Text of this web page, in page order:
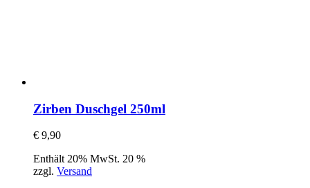
Zirben Duschgel 250ml
€ 9,90
Enthält 20% MwSt. 20 %
zzgl. Versand